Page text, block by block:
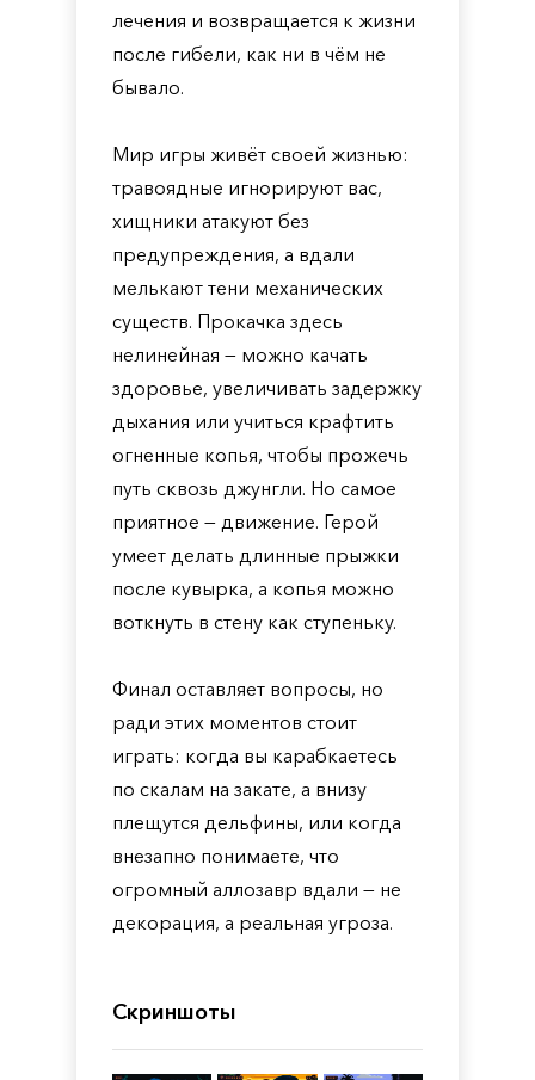
лечения и возвращается к жизни
после гибели, как ни в чём не
бывало.
Мир игры живёт своей жизнью:
травоядные игнорируют вас,
хищники атакуют без
предупреждения, а вдали
мелькают тени механических
существ. Прокачка здесь
нелинейная — можно качать
здоровье, увеличивать задержку
дыхания или учиться крафтить
огненные копья, чтобы прожечь
путь сквозь джунгли. Но самое
приятное — движение. Герой
умеет делать длинные прыжки
после кувырка, а копья можно
воткнуть в стену как ступеньку.
Финал оставляет вопросы, но
ради этих моментов стоит
играть: когда вы карабкаетесь
по скалам на закате, а внизу
плещутся дельфины, или когда
внезапно понимаете, что
огромный аллозавр вдали — не
декорация, а реальная угроза.
Скриншоты